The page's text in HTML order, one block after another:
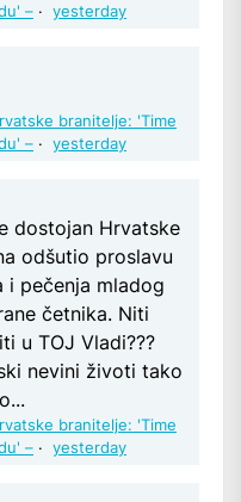
– · yesterday
branitelje: 'Time
– · yesterday
dostojan Hrvatske
odšutio proslavu
i pečenja mladog
četnika. Niti
u TOJ Vladi???
nevini životi tako
branitelje: 'Time
– · yesterday